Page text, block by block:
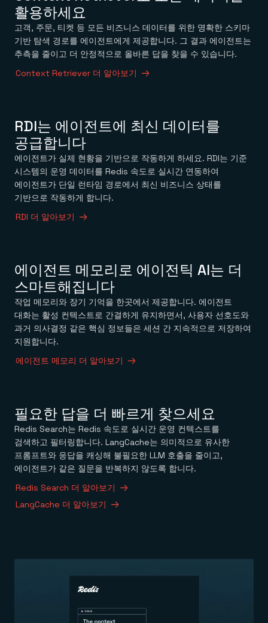
활용하세요
고객, 주문, 티켓 등 모든 비즈니스 데이터를 위한 명확한 스키마
기반 탐색 경로를 에이전트에게 제공합니다. 그 결과 에이전트는
추측을 줄이고 더 안정적으로 올바른 답을 찾을 수 있습니다.
Context Retriever 더 알아보기
RDI는 에이전트에 최신 데이터를
공급합니다
에이전트가 실제 현황을 기반으로 작동하게 하세요. RDI는 기준
시스템의 운영 데이터를 Redis 속도로 실시간 연동하여
에이전트가 단일 런타임 경로에서 최신 비즈니스 상태를
기반으로 작동하게 합니다.
RDI 더 알아보기
에이전트 메모리로 에이전틱 AI는 더
스마트해집니다
작업 메모리와 장기 기억을 한곳에서 제공합니다. 에이전트
대화는 활성 컨텍스트로 간결하게 유지하면서, 사용자 선호도와
과거 의사결정 같은 핵심 정보들은 세션 간 지속적으로 저장하여
지원합니다.
에이전트 메모리 더 알아보기
필요한 답을 더 빠르게 찾으세요
Redis Search는 Redis 속도로 실시간 운영 컨텍스트를
검색하고 필터링합니다. LangCache는 의미적으로 유사한
프롬프트와 응답을 캐싱해 불필요한 LLM 호출을 줄이고,
에이전트가 같은 질문을 반복하지 않도록 합니다.
Redis Search 더 알아보기
LangCache 더 알아보기